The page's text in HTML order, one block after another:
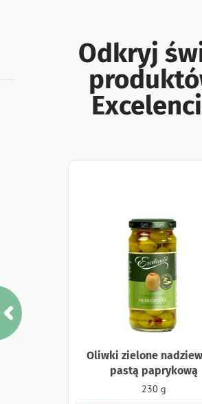
Odkryj
Oliwki zielone
pastą paprykową
230 g